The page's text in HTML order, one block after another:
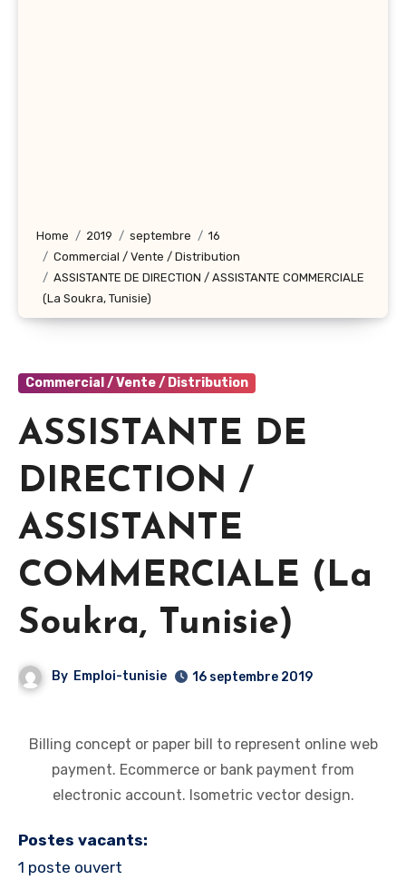
Home 2019 septembre
16
Commercial / Vente / Distribution
ASSISTANTE DE DIRECTION / ASSISTANTE COMMERCIALE
(La Soukra, Tunisie)
Commercial / Vente / Distribution
ASSISTANTE DE
DIRECTION /
ASSISTANTE
COMMERCIALE (La
Soukra, Tunisie)
By Emploi-tunisie 16 septembre 2019
Billing concept or paper bill to represent online web
payment. Ecommerce or bank payment from
electronic account. Isometric vector design.
Postes vacants:
1 poste ouvert